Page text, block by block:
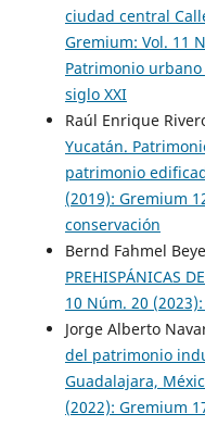
ciudad central
Gremium: Vol. 11
Patrimonio
siglo XXI
Raúl Enrique
Yucatán.
patrimonio
(2019): Gremium
conservación
Bernd Fahmel
PREHISPÁNICAS
10 Núm. 20
Jorge Alberto
del patrimonio
Guadalajara,
(2022): Gremium